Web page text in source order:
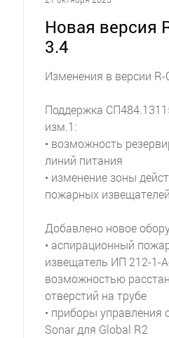
Новая версия
3.4
Изменения в версии R-
Поддержка
изм.1:
• возможность
линий питания
• изменение зоны
пожарных извещателей
Добавлено новое
• аспирационный
извещатель ИП 212-1-
возможностью
отверстий на трубе
• приборы управления
Sonar для Global R2